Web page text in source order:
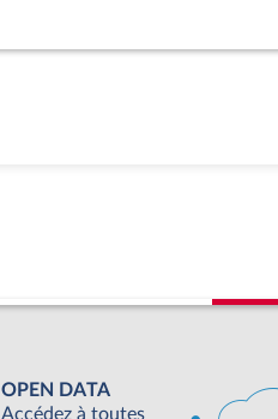
OPEN DATA
Accédez à toutes